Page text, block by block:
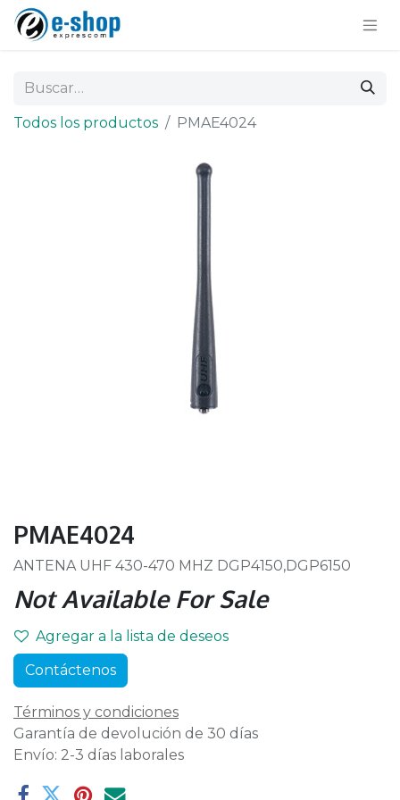
Todos los productos PMAE4024
PMAE4024
ANTENA UHF 430-470 MHZ DGP4150,DGP6150
Not Available For Sale
Agregar a la lista de deseos
Contáctenos
Términos y condiciones
Garantía de devolución de 30 días
Envío: 2-3 días laborales